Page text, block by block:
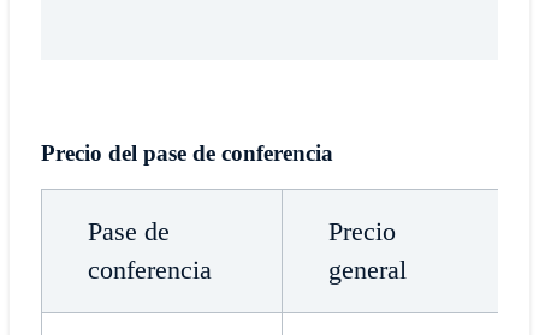
Precio del pase de conferencia
Pase de
conferencia
Precio
general